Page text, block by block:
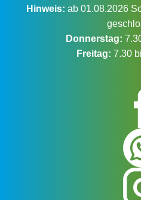
Hinweis: ab 01.08.2026
Donnerstag:
Freitag: 7.30